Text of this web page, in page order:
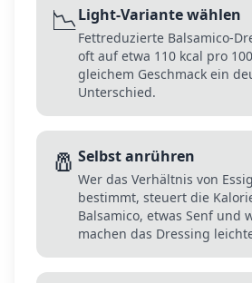
📉Light-Variante wählen
Fettreduzierte Balsamico-
oft auf etwa 110 kcal pro
gleichem Geschmack ein
Unterschied.
🧂 Selbst anrühren
Wer das Verhältnis von
bestimmt, steuert die
Balsamico, etwas Senf und
machen das Dressing